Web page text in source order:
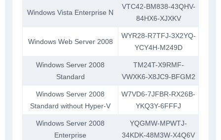
Windows Vista Enterprise N
VTC42-BM838-43QHV-
84HX6-XJXKV
Windows Web Server 2008
WYR28-R7TFJ-3X2YQ-
YCY4H-M249D
Windows Server 2008
Standard
TM24T-X9RMF-
VWXK6-X8JC9-BFGM2
Windows Server 2008
Standard without Hyper-V
W7VD6-7JFBR-RX26B-
YKQ3Y-6FFFJ
Windows Server 2008
Enterprise
YQGMW-MPWTJ-
34KDK-48M3W-X4Q6V